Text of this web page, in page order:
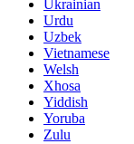
Ukrainian
Urdu
Uzbek
Vietnamese
Welsh
Xhosa
Yiddish
Yoruba
Zulu